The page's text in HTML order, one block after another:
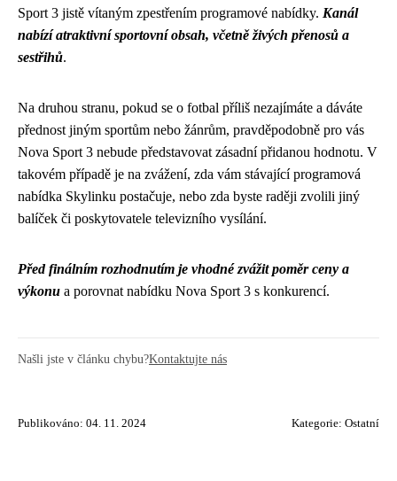
Sport 3 jistě vítaným zpestřením programové nabídky. Kanál
nabízí atraktivní sportovní obsah, včetně živých přenosů a
sestřihů.
Na druhou stranu, pokud se o fotbal příliš nezajímáte a dáváte
přednost jiným sportům nebo žánrům, pravděpodobně pro vás
Nova Sport 3 nebude představovat zásadní přidanou hodnotu. V
takovém případě je na zvážení, zda vám stávající programová
nabídka Skylinku postačuje, nebo zda byste raději zvolili jiný
balíček či poskytovatele televizního vysílání.
Před finálním rozhodnutím je vhodné zvážit poměr ceny a
výkonu a porovnat nabídku Nova Sport 3 s konkurencí.
Našli jste v článku chybu?Kontaktujte nás
Publikováno: 04. 11. 2024 Kategorie: Ostatní